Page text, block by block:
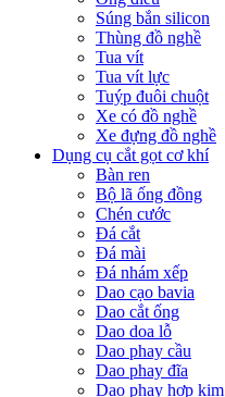
Súng bắn silicon
Thùng đồ nghề
Tua vít
Tua vít lực
Tuýp đuôi chuột
Xe có đồ nghề
Xe đựng đồ nghề
Dụng cụ cắt gọt cơ khí
Bàn ren
Bộ lã ống đồng
Chén cước
Đá cắt
Đá mài
Đá nhám xếp
Dao cạo bavia
Dao cắt ống
Dao doa lỗ
Dao phay cầu
Dao phay đĩa
Dao phay hợp kim